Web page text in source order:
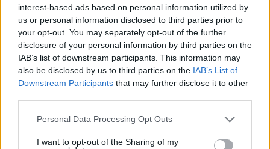
interest-based ads based on personal information utilized by
us or personal information disclosed to third parties prior to
your opt-out. You may separately opt-out of the further
disclosure of your personal information by third parties on the
IAB’s list of downstream participants. This information may
also be disclosed by us to third parties on the IAB’s List of
Downstream Participants that may further disclose it to other
Please note that this website/app uses one or more Google
not limited to your visit or usage behaviour. You may click to
Personal Data Processing Opt Outs
I want to opt-out of the Sharing of my